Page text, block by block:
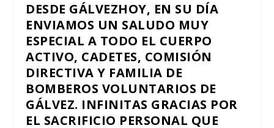
DESDE GÁLVEZHOY, EN SU DÍA
ENVIAMOS UN SALUDO MUY
ESPECIAL A TODO EL CUERPO
ACTIVO, CADETES, COMISIÓN
DIRECTIVA Y FAMILIA DE
BOMBEROS VOLUNTARIOS DE
GÁLVEZ. INFINITAS GRACIAS POR
EL SACRIFICIO PERSONAL QUE